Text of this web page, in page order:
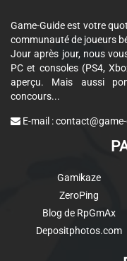
Game-Guide est votre
communauté de joueurs
Jour après jour, nous
PC et consoles (PS4,
aperçu. Mais aussi
concours...
E-mail :
Gamikaze
ZeroPing
Blog de RpGmAx
Depositphotos.com